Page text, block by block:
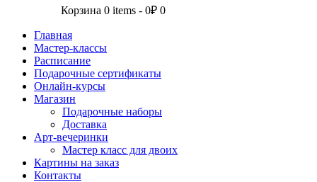
Корзина 0 items -0₽ 0
Главная
Мастер-классы
Расписание
Подарочные сертификаты
Онлайн-курсы
Магазин
Подарочные наборы
Доставка
Арт-вечеринки
Мастер класс для двоих
Картины на заказ
Контакты